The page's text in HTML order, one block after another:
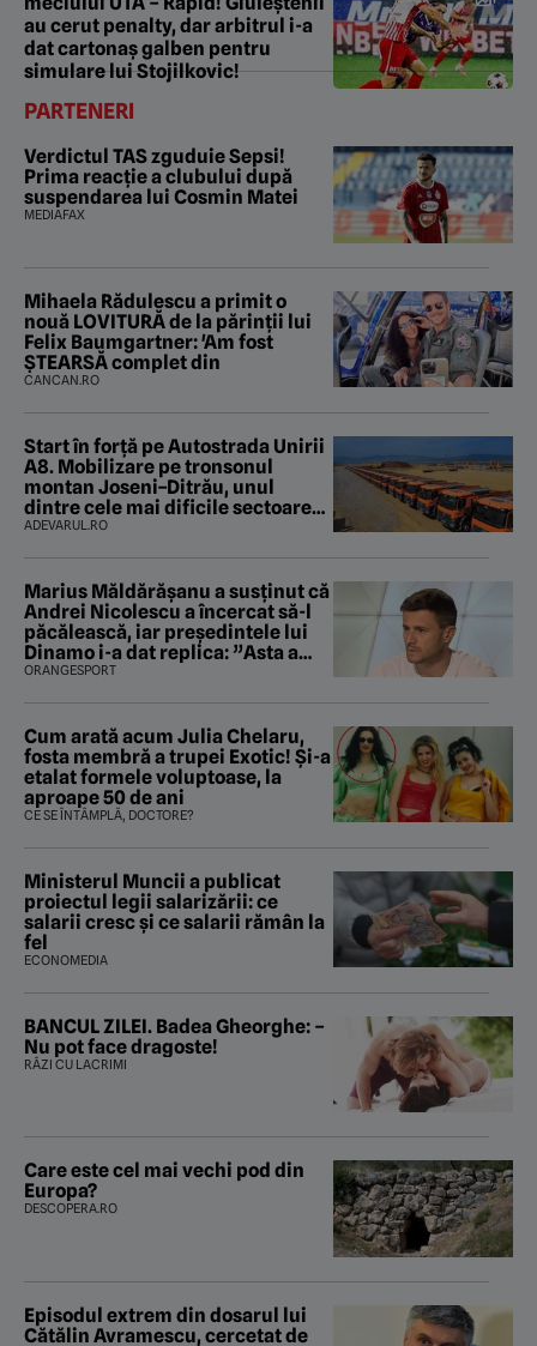
au cerut penalty, dar arbitrul i-a
dat cartonaș galben pentru
simulare lui Stojilkovic!
PARTENERI
Verdictul TAS zguduie Sepsi!
Prima reacție a clubului după
suspendarea lui Cosmin Matei
MEDIAFAX
Mihaela Rădulescu a primit o
nouă LOVITURĂ de la părinții lui
Felix Baumgartner: 'Am fost
ȘTEARSĂ complet din
CANCAN.RO
Start în forță pe Autostrada Unirii
A8. Mobilizare pe tronsonul
montan Joseni–Ditrău, unul
dintre cele mai dificile sectoare
care traversează Carpații
ADEVARUL.RO
Marius Măldărăşanu a susţinut că
Andrei Nicolescu a încercat să-l
păcălească, iar preşedintele lui
Dinamo i-a dat replica: ”Asta a
fost istoria”
ORANGESPORT
Cum arată acum Julia Chelaru,
fosta membră a trupei Exotic! Și-a
etalat formele voluptoase, la
aproape 50 de ani
CE SE ÎNTÂMPLĂ, DOCTORE?
Ministerul Muncii a publicat
proiectul legii salarizării: ce
salarii cresc și ce salarii rămân la
fel
ECONOMEDIA
BANCUL ZILEI. Badea Gheorghe: –
Nu pot face dragoste!
RÂZI CU LACRIMI
Care este cel mai vechi pod din
Europa?
DESCOPERA.RO
Episodul extrem din dosarul lui
Cătălin Avramescu, cercetat de